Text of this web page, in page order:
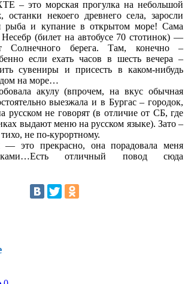
это морская прогулка на небольшой
некоего древнего села, заросли
рыба и купание в открытом море! Сама
Несебр (билет на автобусе 70 стотинок) —
Солнечного берега. Там, конечно –
если ехать часов в шесть вечера –
сувениры и присесть в каком-нибудь
на море…
акулу (впрочем, на вкус обычная
выезжала и в Бургас – городок,
русском не говорят (в отличие от СБ, где
выдают меню на русском языке). Зато –
не по-курортному.
— это прекрасно, она порадовала меня
отличный повод сюда